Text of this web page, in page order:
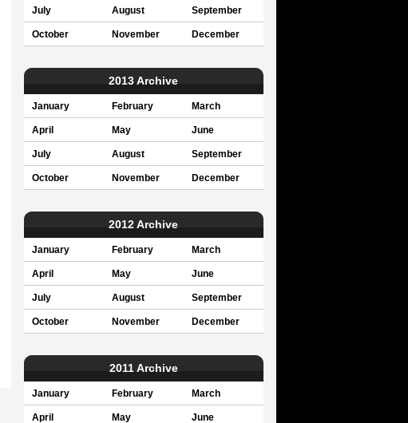
July August September
October November December
2013 Archive
January February March
April May June
July August September
October November December
2012 Archive
January February March
April May June
July August September
October November December
2011 Archive
January February March
April May June